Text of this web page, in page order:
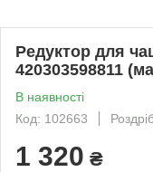
Редуктор для
420303598811
В наявності
Код: 102663
1 320 ₴